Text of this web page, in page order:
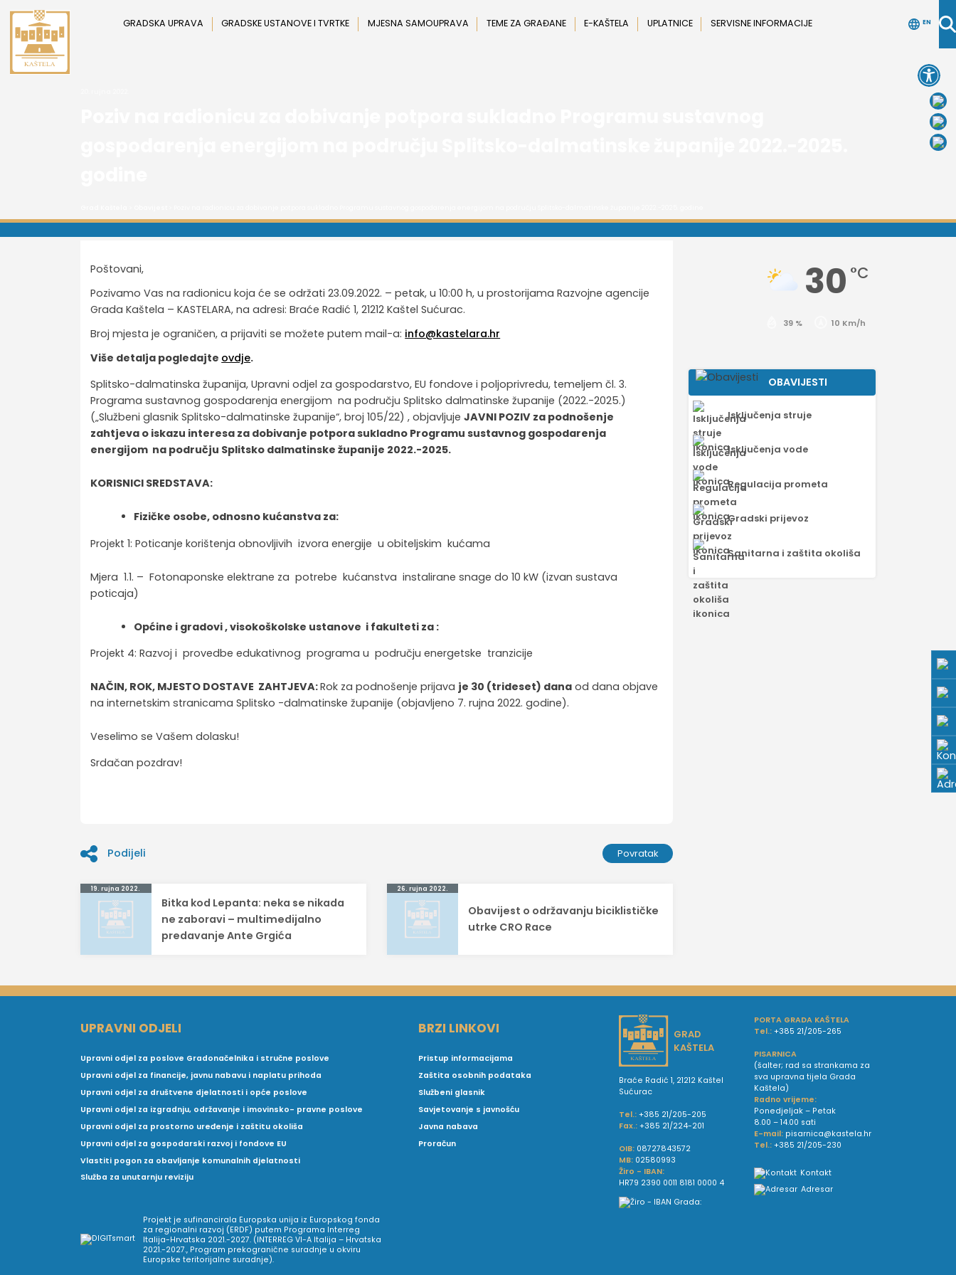
Preskoči
sadržaj
GRADSKA UPRAVA GRADSKE USTANOVE I TVRTKE MJESNA SAMOUPRAVA TEME ZA GRAĐANE E-KAŠTELA UPLATNICE SERVISNE INFORMACIJE EN
Poštovani,
Pozivamo Vas na radionicu koja će se održati 23.09.2022. – petak, u 10:00 h, u prostorijama Razvojne agencije
Grada Kaštela – KASTELARA, na adresi: Braće Radić 1, 21212 Kaštel Sućurac.
Broj mjesta je ograničen, a prijaviti se možete putem mail-a: info@kastelara.hr
Više detalja pogledajte ovdje.
Splitsko-dalmatinska županija, Upravni odjel za gospodarstvo, EU fondove i poljoprivredu, temeljem čl. 3.
Programa sustavnog gospodarenja energijom na području Splitsko dalmatinske županije (2022.-2025.)
(„Službeni glasnik Splitsko-dalmatinske županije“, broj 105/22) , objavljujeJAVNI POZIV za podnošenje
zahtjeva o iskazu interesa za dobivanje potpora sukladno Programu sustavnog gospodarenja
energijom na području Splitsko dalmatinske županije 2022.-2025.
KORISNICI SREDSTAVA:
Fizičke osobe, odnosno kućanstva za:
Projekt 1: Poticanje korištenja obnovljivih izvora energije u obiteljskim kućama
Mjera 1.1. – Fotonaponske elektrane za potrebe kućanstva instalirane snage do 10 kW (izvan sustava
poticaja)
Općine i gradovi , visokoškolske ustanove i fakulteti za :
Projekt 4: Razvoj i provedbe edukativnog programa u području energetske tranzicije
NAČIN, ROK, MJESTO DOSTAVE ZAHTJEVA:Rok za podnošenje prijava je 30 (trideset) dana od dana objave
na internetskim stranicama Splitsko -dalmatinske županije (objavljeno 7. rujna 2022. godine).
Veselimo se Vašem dolasku!
Srdačan pozdrav!
Podijeli Povratak
30 °C
39 % 10 Km/h
OBAVIJESTI
Isključenja struje
Isključenja vode
Regulacija prometa
Gradski prijevoz
Sanitarna i zaštita okoliša
Navigacija
objava
19. rujna 2022.
Bitka kod Lepanta: neka se nikada
ne zaboravi – multimedijalno
predavanje Ante Grgića
26. rujna 2022.
Obavijest o održavanju biciklističke
utrke CRO Race
UPRAVNI ODJELI
Upravni odjel za poslove Gradonačelnika i stručne poslove
Upravni odjel za financije, javnu nabavu i naplatu prihoda
Upravni odjel za društvene djelatnosti i opće poslove
Upravni odjel za izgradnju, održavanje i imovinsko- pravne poslove
Upravni odjel za prostorno uređenje i zaštitu okoliša
Upravni odjel za gospodarski razvoj i fondove EU
Vlastiti pogon za obavljanje komunalnih djelatnosti
Služba za unutarnju reviziju
BRZI LINKOVI
Pristup informacijama
Zaštita osobnih podataka
Službeni glasnik
Savjetovanje s javnošću
Javna nabava
Proračun
GRAD
KAŠTELA
Braće Radić 1, 21212 Kaštel
Sućurac
Tel.: +385 21/205-205
Fax.: +385 21/224-201
OIB: 08727843572
MB: 02580993
Žiro - IBAN:
HR79 2390 0011 8181 0000 4
PORTA GRADA KAŠTELA
Tel.: +385 21/205-265
PISARNICA
(šalter; rad sa strankama za
sva upravna tijela Grada
Kaštela)
Radno vrijeme:
Ponedjeljak – Petak
8.00 – 14.00 sati
E-mail: pisarnica@kastela.hr
Tel.: +385 21/205-230
Kontakt
Adresar
Projekt je sufinancirala Europska unija iz Europskog fonda
za regionalni razvoj (ERDF) putem Programa Interreg
Italija-Hrvatska 2021.-2027. (INTERREG VI-A Italija – Hrvatska
2021.-2027., Program prekogranične suradnje u okviru
Europske teritorijalne suradnje).